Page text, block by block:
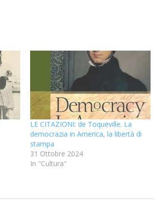
LE CITAZIONI: de Toqueville. La
democrazia in America, la libertà di
stampa
31 Ottobre 2024
In "Cultura"